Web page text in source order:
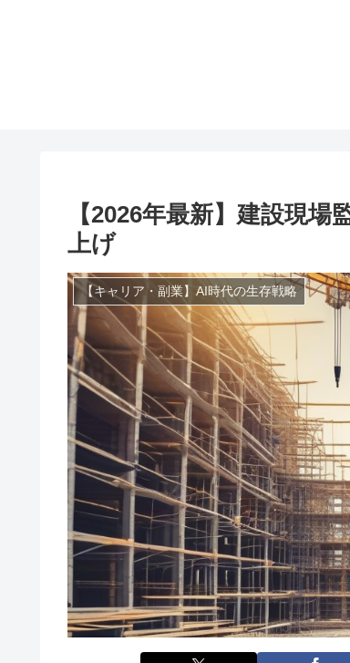
【2026年最新】建設現
上げ
【キャリア・副業】AI時代の生存戦略